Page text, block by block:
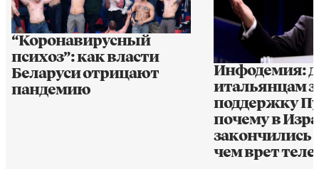
“Коронавирусный
психоз”: как власти
Беларуси отрицают
пандемию
Инфодемия:
итальянцам
поддержку
почему в
закончились
чем врет